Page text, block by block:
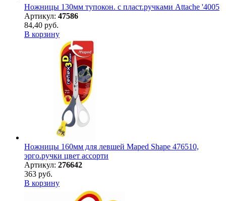
Ножницы 130мм тупокон. с пласт.ручками Attache '4005
Артикул: 47586
84,40 руб.
В корзину
Ножницы 160мм для левшей Maped Shape 476510,
эрго.ручки цвет ассорти
Артикул: 276642
363 руб.
В корзину